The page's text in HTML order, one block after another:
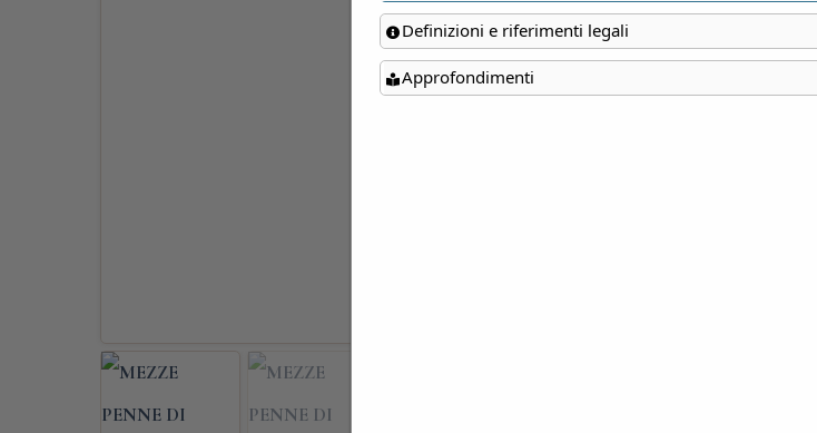
€
Definizioni e riferimenti legali
Approfondimenti